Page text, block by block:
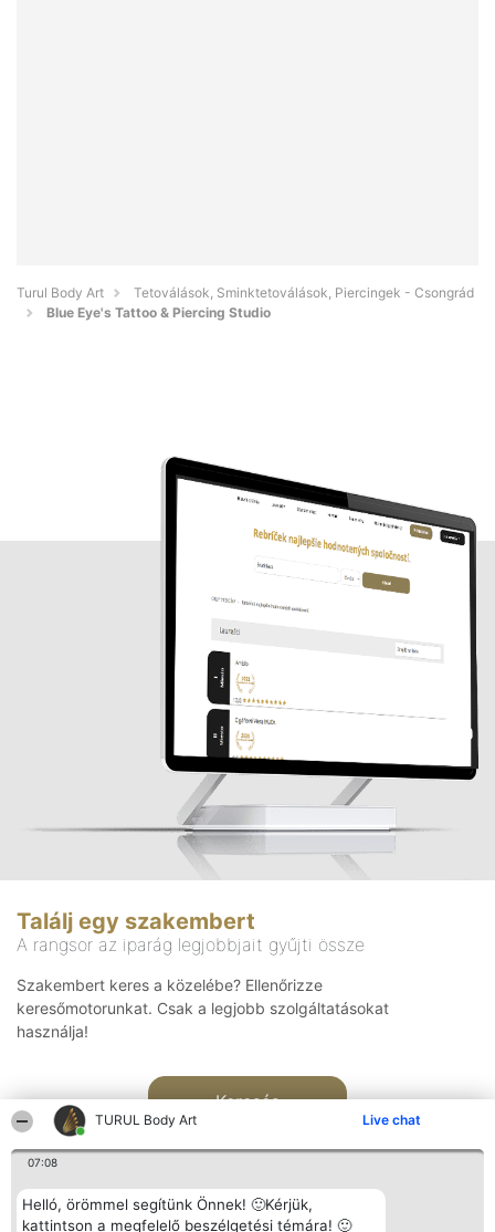
TURUL Body Art Live chat
07:08
Helló, örömmel segítünk Önnek! 🙂Kérjük,
kattintson a megfelelő beszélgetési témára! 🙂
Turul Body Art
Tetoválások, Sminktetoválások, Piercingek - Csongrád
Blue Eye's Tattoo & Piercing Studio
Találj egy szakembert
A rangsor az iparág legjobbjait gyűjti össze
Szakembert keres a közelébe? Ellenőrizze
keresőmotorunkat. Csak a legjobb szolgáltatásokat
használja!
Keresés